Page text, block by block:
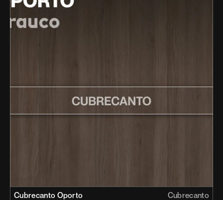
Cubrecanto Oporto Cubrecanto